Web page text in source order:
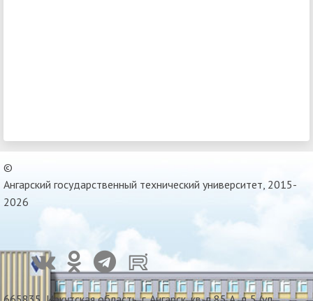
©
Ангарский государственный технический университет, 2015-
2026